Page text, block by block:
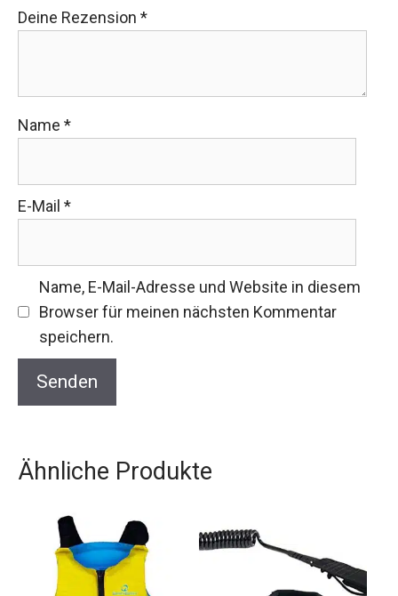
Deine Rezension *
Name *
E-Mail *
Name, E-Mail-Adresse und Website in diesem
Browser für meinen nächsten Kommentar
speichern.
Ähnliche Produkte